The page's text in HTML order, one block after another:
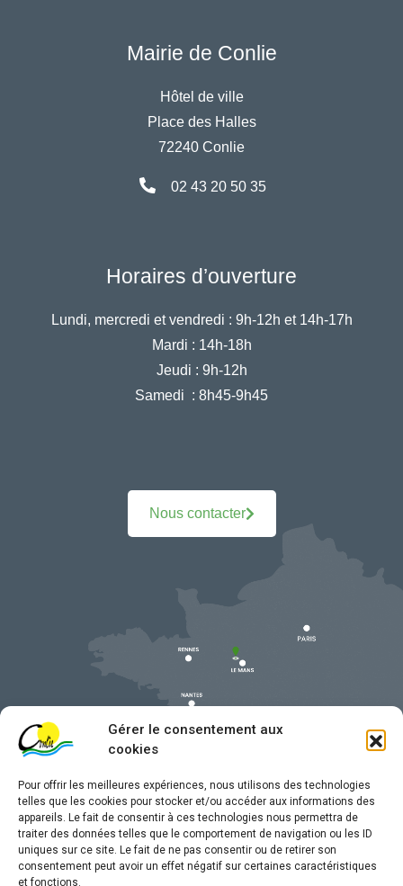
Gérer le consentement aux
cookies
Pour offrir les meilleures expériences, nous utilisons des technologies
telles que les cookies pour stocker et/ou accéder aux informations des
appareils. Le fait de consentir à ces technologies nous permettra de
traiter des données telles que le comportement de navigation ou les ID
uniques sur ce site. Le fait de ne pas consentir ou de retirer son
consentement peut avoir un effet négatif sur certaines caractéristiques
et fonctions.
Mairie de Conlie
Hôtel de ville
Place des Halles
72240 Conlie
02 43 20 50 35
Horaires d’ouverture
Lundi, mercredi et vendredi : 9h-12h et 14h-17h
Mardi : 14h-18h
Jeudi : 9h-12h
Samedi : 8h45-9h45
Nous contacter
Mentions légales